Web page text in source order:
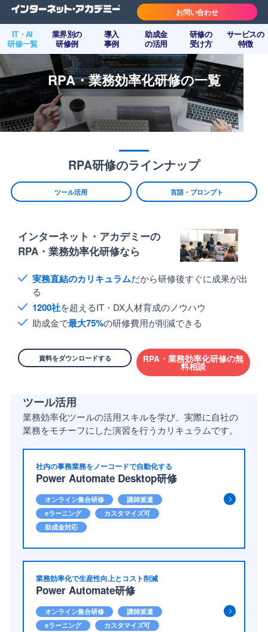
IT・AI
研修一覧
業界別の
研修例
導入
事例
助成金
の活用
研修の
受け方
サービスの
特徴
お問い合わせ
RPA・業務効率化研修の一覧
RPA研修のラインナップ
ツール活用 言語・プロンプト
インターネット・アカデミーの
RPA・業務効率化研修なら
実務直結のカリキュラムだから研修後すぐに成果が出
る
1200社を超えるIT・DX人材育成のノウハウ
助成金で最大75%の研修費用が削減できる
資料をダウンロードする RPA・業務効率化研修の無
料相談
ツール活用
業務効率化ツールの活用スキルを学び、実際に自社の
業務をモチーフにした演習を行うカリキュラムです。
社内の事務業務をノーコードで自動化する
Power Automate Desktop研修
オンライン集合研修
講師派遣
eラーニング
カスタマイズ可
助成金対応
業務効率化で生産性向上とコスト削減
Power Automate研修
オンライン集合研修
講師派遣
eラーニング
カスタマイズ可